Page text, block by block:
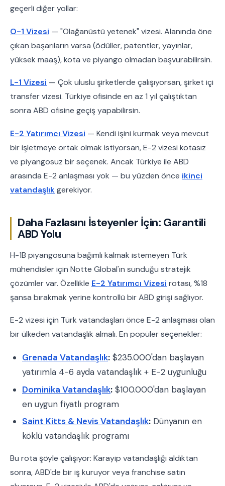
geçerli diğer yollar:
O-1 Vizesi — "Olağanüstü yetenek" vizesi. Alanında öne
çıkan başarıların varsa (ödüller, patentler, yayınlar,
yüksek maaş), kota ve piyango olmadan başvurabilirsin.
L-1 Vizesi — Çok uluslu şirketlerde çalışıyorsan, şirket içi
transfer vizesi. Türkiye ofisinde en az 1 yıl çalıştıktan
sonra ABD ofisine geçiş yapabilirsin.
E-2 Yatırımcı Vizesi — Kendi işini kurmak veya mevcut
bir işletmeye ortak olmak istiyorsan, E-2 vizesi kotasız
ve piyangosuz bir seçenek. Ancak Türkiye ile ABD
arasında E-2 anlaşması yok — bu yüzden önce ikinci
vatandaşlıkgerekiyor.
Daha Fazlasını İsteyenler İçin: Garantili
ABD Yolu
H-1B piyangosuna bağımlı kalmak istemeyen Türk
mühendisler için Notte Global'ın sunduğu stratejik
çözümler var. Özellikle E-2 Yatırımcı Vizesi rotası, %18
şansa bırakmak yerine kontrollü bir ABD girişi sağlıyor.
E-2 vizesi için Türk vatandaşları önce E-2 anlaşması olan
bir ülkeden vatandaşlık almalı. En popüler seçenekler:
Grenada Vatandaşlık: $235.000'dan başlayan
yatırımla 4-6 ayda vatandaşlık + E-2 uygunluğu
Dominika Vatandaşlık: $100.000'dan başlayan
en uygun fiyatlı program
Saint Kitts & Nevis Vatandaşlık: Dünyanın en
köklü vatandaşlık programı
Bu rota şöyle çalışıyor: Karayip vatandaşlığı aldıktan
sonra, ABD'de bir iş kuruyor veya franchise satın